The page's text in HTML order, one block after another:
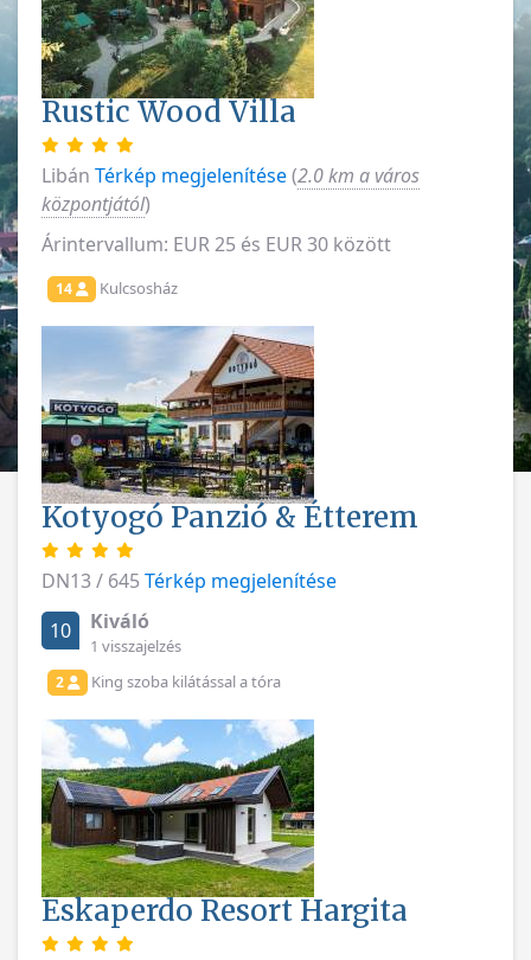
Rustic Wood Villa
Libán Térkép megjelenítése(2.0 km a város
központjától)
Árintervallum: EUR 25 és EUR 30 között
14 Kulcsosház
Kotyogó Panzió & Étterem
DN13 / 645Térkép megjelenítése
10
Kiváló
1 visszajelzés
2 King szoba kilátással a tóra
Eskaperdo Resort Hargita